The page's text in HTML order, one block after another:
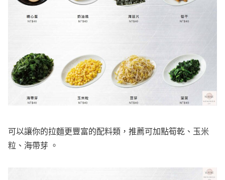
可以讓你的拉麵更豐富的配料類，推薦可加點筍乾、玉米
粒、海帶芽 。